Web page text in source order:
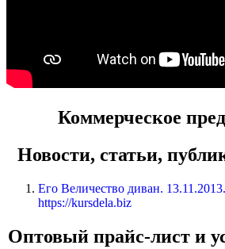
Коммерческое
Новости, статьи,
Его Величество диван.
https://kursdela.biz
Оптовый прайс-лист и